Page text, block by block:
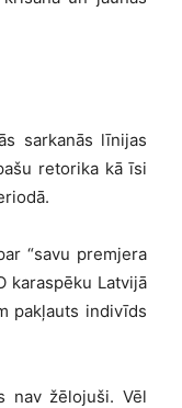
sarkanās līnijas
retorika kā īsi
“savu premjera
karaspēku Latvijā
pakļauts indivīds
nav žēlojuši. Vēl